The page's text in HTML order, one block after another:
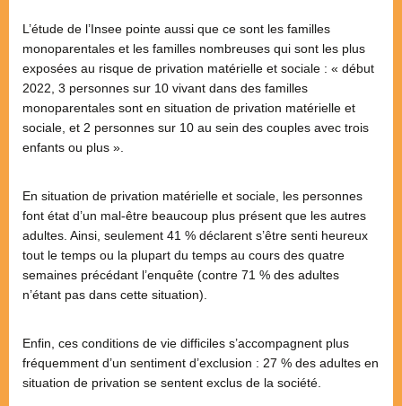
L’étude de l’Insee pointe aussi que ce sont les familles
monoparentales et les familles nombreuses qui sont les plus
exposées au risque de privation matérielle et sociale : « début
2022, 3 personnes sur 10 vivant dans des familles
monoparentales sont en situation de privation matérielle et
sociale, et 2 personnes sur 10 au sein des couples avec trois
enfants ou plus ».
En situation de privation matérielle et sociale, les personnes
font état d’un mal-être beaucoup plus présent que les autres
adultes. Ainsi, seulement 41 % déclarent s’être senti heureux
tout le temps ou la plupart du temps au cours des quatre
semaines précédant l’enquête (contre 71 % des adultes
n’étant pas dans cette situation).
Enfin, ces conditions de vie difficiles s’accompagnent plus
fréquemment d’un sentiment d’exclusion : 27 % des adultes en
situation de privation se sentent exclus de la société.